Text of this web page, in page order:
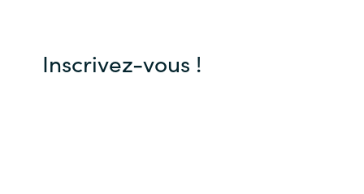
Inscrivez-vous !